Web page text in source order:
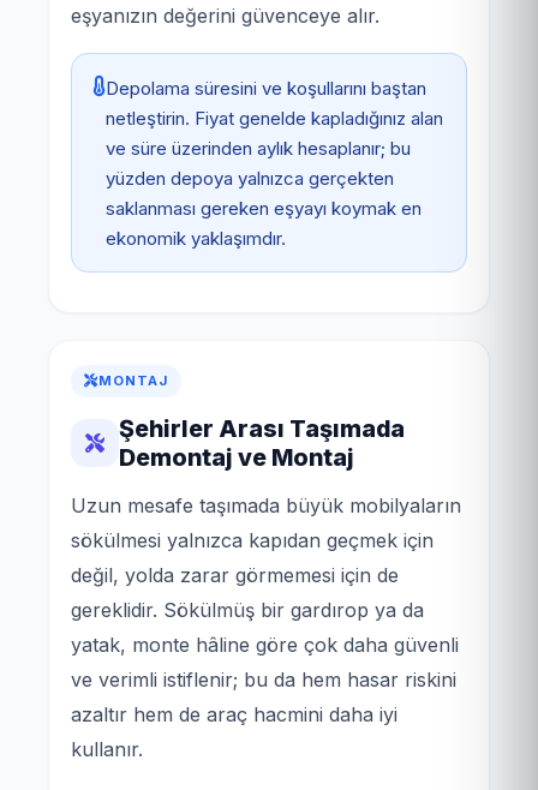
eşyanızın değerini güvenceye alır.
Depolama süresini ve koşullarını baştan
netleştirin. Fiyat genelde kapladığınız alan
ve süre üzerinden aylık hesaplanır; bu
yüzden depoya yalnızca gerçekten
saklanması gereken eşyayı koymak en
ekonomik yaklaşımdır.
MONTAJ
Şehirler Arası Taşımada
Demontaj ve Montaj
Uzun mesafe taşımada büyük mobilyaların
sökülmesi yalnızca kapıdan geçmek için
değil, yolda zarar görmemesi için de
gereklidir. Sökülmüş bir gardırop ya da
yatak, monte hâline göre çok daha güvenli
ve verimli istiflenir; bu da hem hasar riskini
azaltır hem de araç hacmini daha iyi
kullanır.